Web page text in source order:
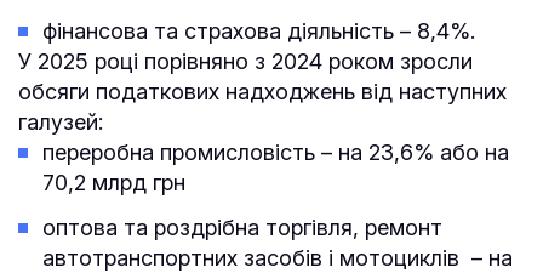
фінансова та страхова діяльність – 8,4%.
У 2025 році порівняно з 2024 роком зросли
обсяги податкових надходжень від наступних
галузей:
переробна промисловість – на 23,6% або на
70,2 млрд грн
оптова та роздрібна торгівля, ремонт
автотранспортних засобів i мотоциклів – на